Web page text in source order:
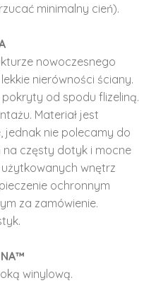
minimalny cień).
nowoczesnego
nierówności ściany.
od spodu flizeliną.
Materiał jest
jednak nie polecamy do
częsty dotyk i mocne
wnętrz
ochronnym
za zamówienie.
winylową.